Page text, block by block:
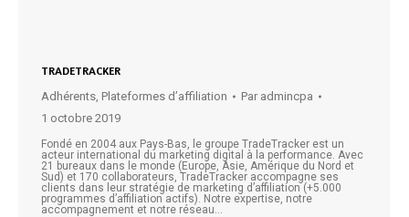
TRADETRACKER
Adhérents Plateformes d’affiliation Par admincpa
1 octobre 2019
Fondé en 2004 aux Pays-Bas, le groupe TradeTracker est un
acteur international du marketing digital à la performance. Avec
21 bureaux dans le monde (Europe, Asie, Amérique du Nord et
Sud) et 170 collaborateurs, TradeTracker accompagne ses
clients dans leur stratégie de marketing d’affiliation (+5.000
programmes d’affiliation actifs). Notre expertise, notre
accompagnement et notre réseau…